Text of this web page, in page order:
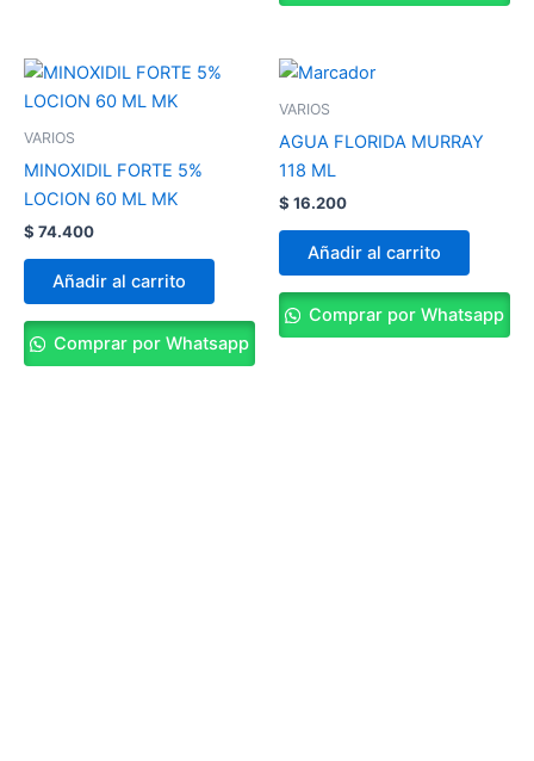
VARIOS
MINOXIDIL FORTE 5%
LOCION 60 ML MK
$ 74.400
Añadir al carrito
Comprar por Whatsapp
VARIOS
AGUA FLORIDA MURRAY
118 ML
$ 16.200
Añadir al carrito
Comprar por Whatsapp